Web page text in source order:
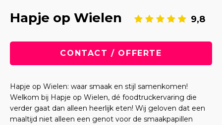
Hapje op Wielen 9,8
CONTACT / OFFERTE
Hapje op Wielen: waar smaak en stijl samenkomen!
Welkom bij Hapje op Wielen, dé foodtruckervaring die
verder gaat dan alleen heerlijk eten! Wij geloven dat een
maaltijd niet alleen een genot voor de smaakpapillen